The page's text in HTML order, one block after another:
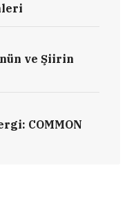
ve Şiirin
COMMON